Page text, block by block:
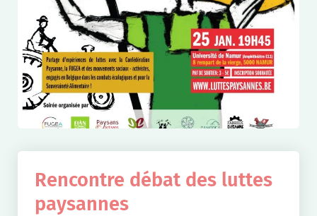
Rencontre débat des luttes
paysannes